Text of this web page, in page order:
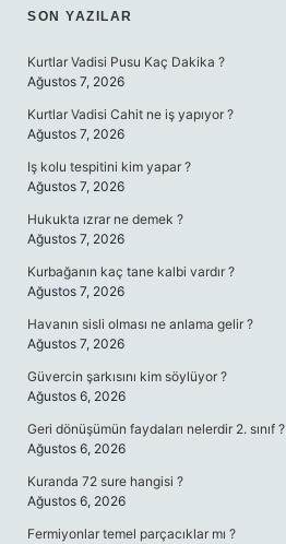
SON YAZILAR
Kurtlar Vadisi Pusu Kaç Dakika ?
Ağustos 7, 2026
Kurtlar Vadisi Cahit ne iş yapıyor ?
Ağustos 7, 2026
Iş kolu tespitini kim yapar ?
Ağustos 7, 2026
Hukukta ızrar ne demek ?
Ağustos 7, 2026
Kurbağanın kaç tane kalbi vardır ?
Ağustos 7, 2026
Havanın sisli olması ne anlama gelir ?
Ağustos 7, 2026
Güvercin şarkısını kim söylüyor ?
Ağustos 6, 2026
Geri dönüşümün faydaları nelerdir 2. sınıf ?
Ağustos 6, 2026
Kuranda 72 sure hangisi ?
Ağustos 6, 2026
Fermiyonlar temel parçacıklar mı ?